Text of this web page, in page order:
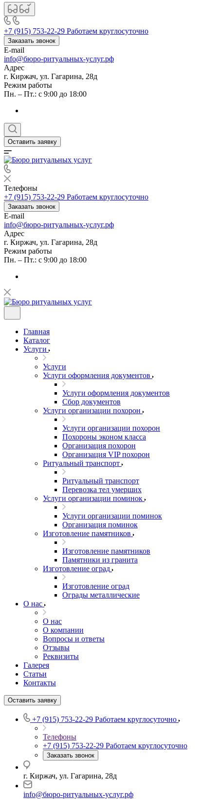
+7 (915) 753-22-29 Работаем круглосуточно
Заказать звонок
E-mail
info@бюро-ритуальных-услуг.рф
Адрес
г. Киржач, ул. Гагарина, 28д
Режим работы
Пн. – Пт.: с 9:00 до 18:00
Оставить заявку
Телефоны
+7 (915) 753-22-29 Работаем круглосуточно
Заказать звонок
E-mail
info@бюро-ритуальных-услуг.рф
Адрес
г. Киржач, ул. Гагарина, 28д
Режим работы
Пн. – Пт.: с 9:00 до 18:00
Главная
Каталог
Услуги
Услуги
Услуги оформления документов
Услуги оформления документов
Сбор документов
Услуги организации похорон
Услуги организации похорон
Похороны эконом класса
Организация похорон
Организация VIP похорон
Ритуальный транспорт
Ритуальный транспорт
Перевозка тел умерших
Услуги организации поминок
Услуги организации поминок
Организация поминок
Изготовление памятников
Изготовление памятников
Памятники из гранита
Изготовление оград
Изготовление оград
Ограды металлические
О нас
О нас
О компании
Вопросы и ответы
Отзывы
Реквизиты
Галерея
Статьи
Контакты
Оставить заявку
+7 (915) 753-22-29 Работаем круглосуточно
Телефоны
+7 (915) 753-22-29 Работаем круглосуточно
Заказать звонок
г. Киржач, ул. Гагарина, 28д
info@бюро-ритуальных-услуг.рф